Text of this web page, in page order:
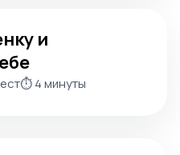
и
⏱️ 4 минуты